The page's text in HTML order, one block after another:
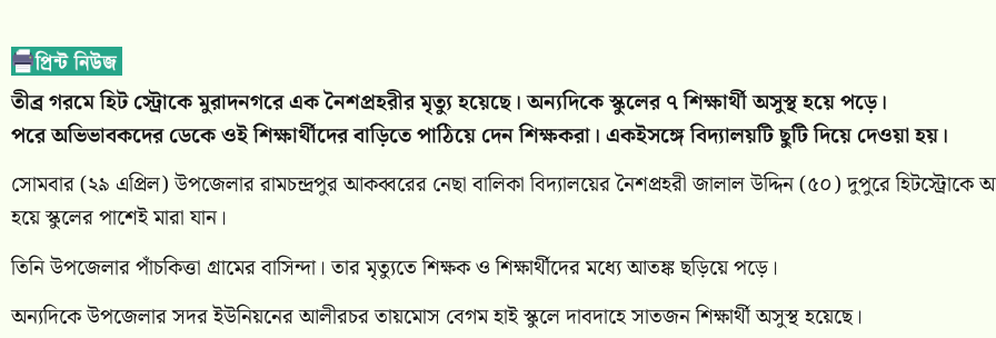
তীব্র গরমে হিট স্ট্রোকে মুরাদনগরে এক নৈশপ্রহরীর মৃত্যু হয়েছে। অন্যদিকে স্কুলের ৭ শিক্ষার্থী অসুস্থ হয়ে পড়ে।
পরে অভিভাবকদের ডেকে ওই শিক্ষার্থীদের বাড়িতে পাঠিয়ে দেন শিক্ষকরা। একইসঙ্গে বিদ্যালয়টি ছুটি দিয়ে দেওয়া হয়।
সোমবার (২৯ এপ্রিল) উপজেলার রামচন্দ্রপুর আকব্বরের নেছা বালিকা বিদ্যালয়ের নৈশপ্রহরী জালাল উদ্দিন (৫০) দুপুরে হিটস্ট্রোকে
হয়ে স্কুলের পাশেই মারা যান।
তিনি উপজেলার পাঁচকিত্তা গ্রামের বাসিন্দা। তার মৃত্যুতে শিক্ষক ও শিক্ষার্থীদের মধ্যে আতঙ্ক ছড়িয়ে পড়ে।
অন্যদিকে উপজেলার সদর ইউনিয়নের আলীরচর তায়মোস বেগম হাই স্কুলে দাবদাহে সাতজন শিক্ষার্থী অসুস্থ হয়েছে।